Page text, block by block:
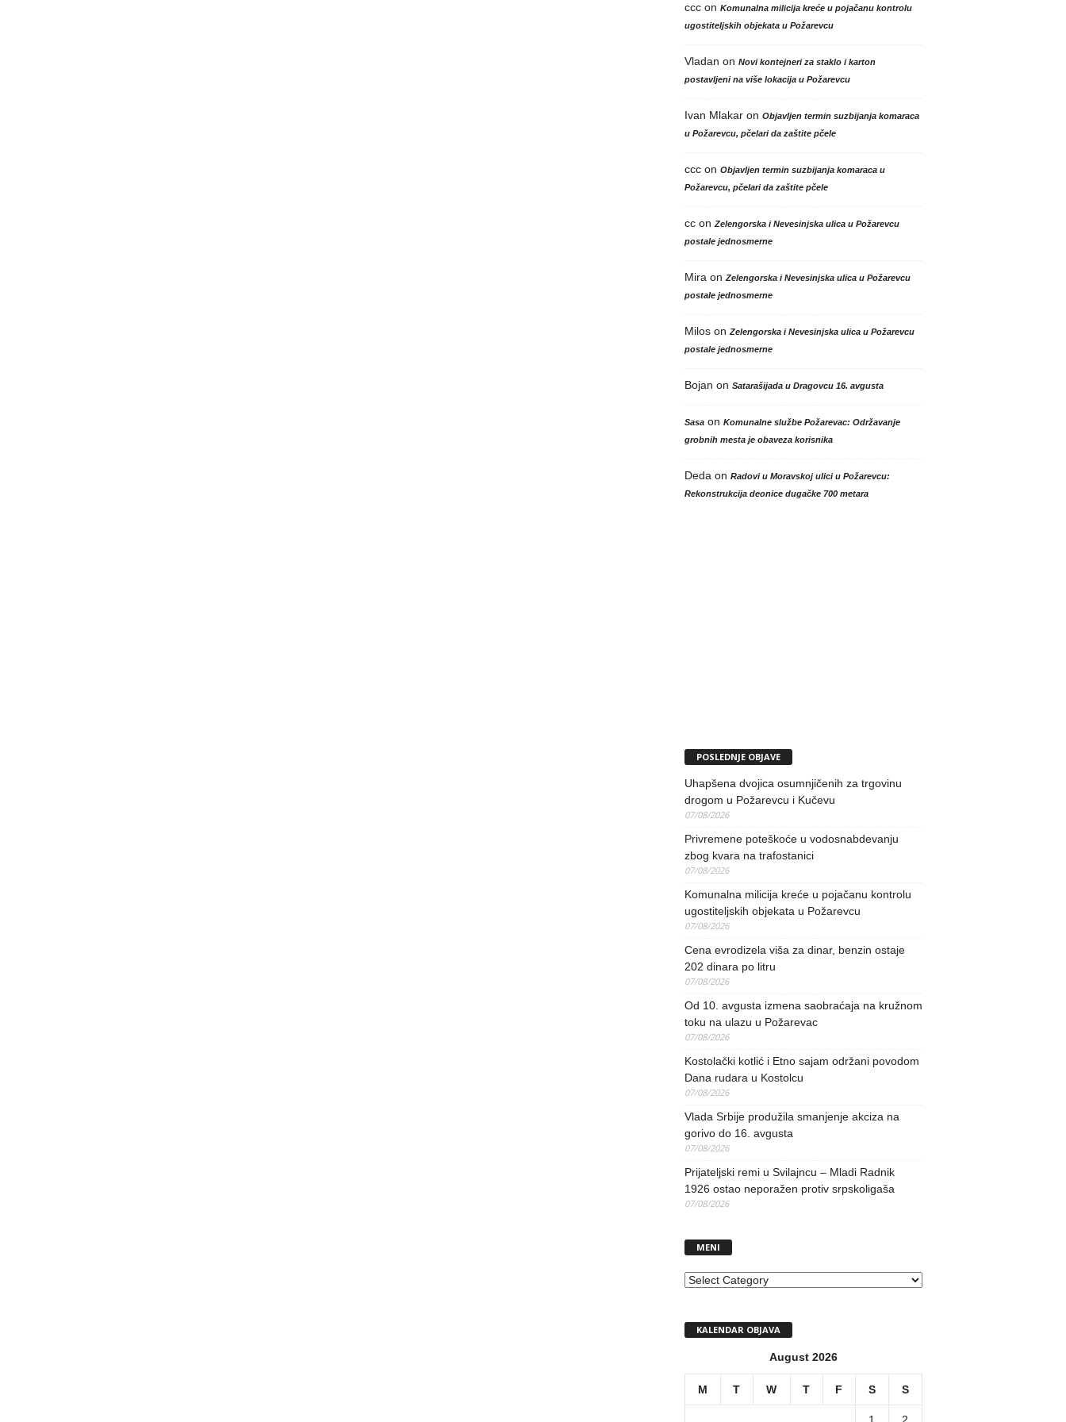
cccon Komunalna milicija kreće u pojačanu kontrolu
ugostiteljskih objekata u Požarevcu
Vladan on Novi kontejneri za staklo i karton
postavljeni na više lokacija u Požarevcu
Ivan Mlakaron Objavljen termin suzbijanja komaraca
u Požarevcu, pčelari da zaštite pčele
cccon Objavljen termin suzbijanja komaraca u
Požarevcu, pčelari da zaštite pčele
ccon Zelengorska i Nevesinjska ulica u Požarevcu
postale jednosmerne
Mira on Zelengorska i Nevesinjska ulica u Požarevcu
postale jednosmerne
Miloson Zelengorska i Nevesinjska ulica u Požarevcu
postale jednosmerne
Bojan on Satarašijada u Dragovcu 16. avgusta
Sasaon Komunalne službe Požarevac: Održavanje
grobnih mesta je obaveza korisnika
Deda on Radovi u Moravskoj ulici u Požarevcu:
Rekonstrukcija deonice dugačke 700 metara
POSLEDNJE OBJAVE
Uhapšena dvojica osumnjičenih za trgovinu
drogom u Požarevcu i Kučevu
07/08/2026
Privremene poteškoće u vodosnabdevanju
zbog kvara na trafostanici
07/08/2026
Komunalna milicija kreće u pojačanu kontrolu
ugostiteljskih objekata u Požarevcu
07/08/2026
Cena evrodizela viša za dinar, benzin ostaje
202 dinara po litru
07/08/2026
Od 10. avgusta izmena saobraćaja na kružnom
toku na ulazu u Požarevac
07/08/2026
Kostolački kotlić i Etno sajam održani povodom
Dana rudara u Kostolcu
07/08/2026
Vlada Srbije produžila smanjenje akciza na
gorivo do 16. avgusta
07/08/2026
Prijateljski remi u Svilajncu – Mladi Radnik
1926 ostao neporažen protiv srpskoligaša
07/08/2026
MENI
MENI
KALENDAR OBJAVA
August 2026
M T W T F S S
1 2